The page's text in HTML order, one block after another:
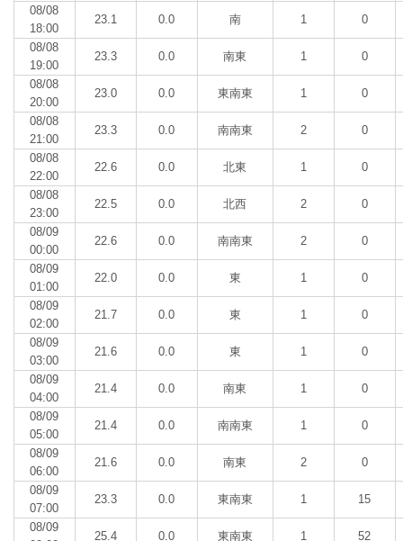
08/08
18:00
23.1 0.0 南 1 0
08/08
19:00
23.3 0.0 南東 1 0
08/08
20:00
23.0 0.0 東南東 1 0
08/08
21:00
23.3 0.0 南南東 2 0
08/08
22:00
22.6 0.0 北東 1 0
08/08
23:00
22.5 0.0 北西 2 0
08/09
00:00
22.6 0.0 南南東 2 0
08/09
01:00
22.0 0.0 東 1 0
08/09
02:00
21.7 0.0 東 1 0
08/09
03:00
21.6 0.0 東 1 0
08/09
04:00
21.4 0.0 南東 1 0
08/09
05:00
21.4 0.0 南南東 1 0
08/09
06:00
21.6 0.0 南東 2 0
08/09
07:00
23.3 0.0 東南東 1 15
08/09
25.4 0.0 東南東 1 52